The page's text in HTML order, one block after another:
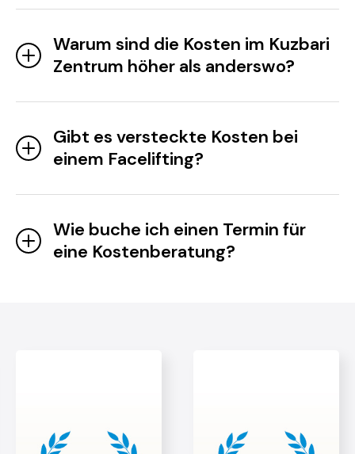
Warum sind die Kosten im Kuzbari
Zentrum höher als anderswo?
Gibt es versteckte Kosten bei
einem Facelifting?
Wie buche ich einen Termin für
eine Kostenberatung?